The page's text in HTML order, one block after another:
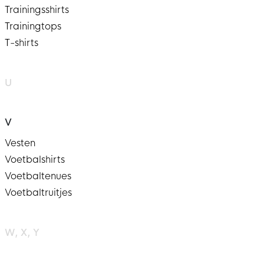
Trainingsshirts
Trainingtops
T-shirts
U
V
Vesten
Voetbalshirts
Voetbaltenues
Voetbaltruitjes
W X Y